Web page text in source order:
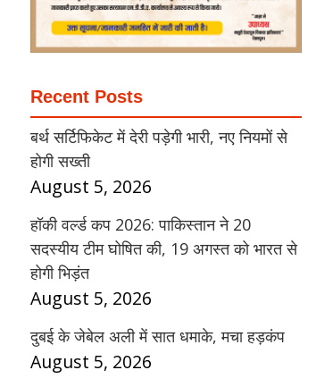
Recent Posts
बर्थ सर्टिफिकेट में देरी पड़ेगी भारी, नए नियमों से
होगी सख्ती
August 5, 2026
हॉकी वर्ल्ड कप 2026: पाकिस्तान ने 20
सदस्यीय टीम घोषित की, 19 अगस्त को भारत से
होगी भिड़ंत
August 5, 2026
दुबई के जेबेल अली में सात धमाके, मचा हड़कंप
August 5, 2026